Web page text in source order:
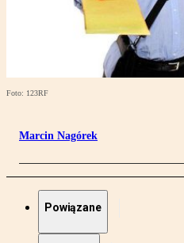
Foto: 123RF
Marcin Nagórek
Powiązane